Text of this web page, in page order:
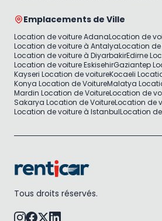
Emplacements de Ville
Location de voiture AdanaLocation de
Location de voiture à AntalyaLocation
Location de voiture à DiyarbakirEdirne
Location de voiture EskisehirGaziantep
Kayseri Location de voitureKocaeli
Konya Location de VoitureMalatya
Mardin Location de VoitureLocation de
Sakarya Location de VoitureLocation de
Location de voiture à IstanbulLocation
Tous droits réservés.